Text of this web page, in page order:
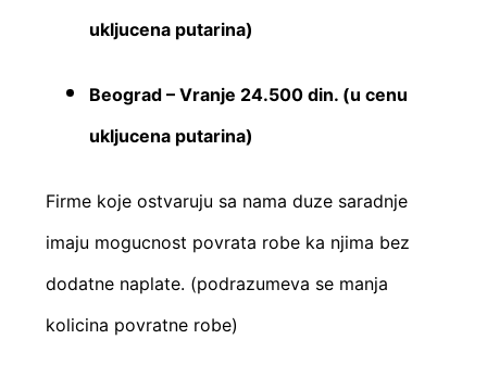
ukljucena putarina)
Beograd – Vranje 24.500 din. (u cenu
ukljucena putarina)
Firme koje ostvaruju sa nama duze saradnje
imaju mogucnost povrata robe ka njima bez
dodatne naplate. (podrazumeva se manja
kolicina povratne robe)